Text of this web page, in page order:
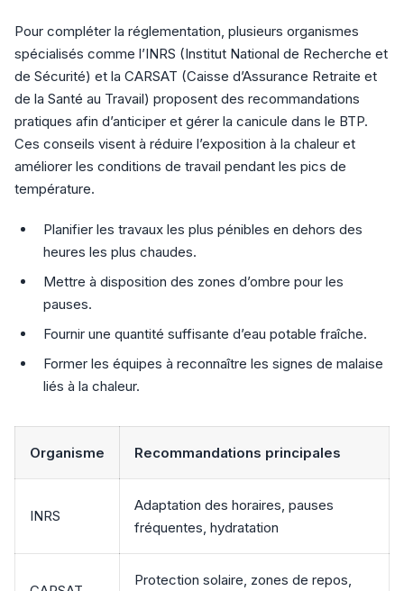
Pour compléter la réglementation, plusieurs organismes
spécialisés comme l’INRS (Institut National de Recherche et
de Sécurité) et la CARSAT (Caisse d’Assurance Retraite et
de la Santé au Travail) proposent des recommandations
pratiques afin d’anticiper et gérer la canicule dans le BTP.
Ces conseils visent à réduire l’exposition à la chaleur et
améliorer les conditions de travail pendant les pics de
température.
Planifier les travaux les plus pénibles en dehors des
heures les plus chaudes.
Mettre à disposition des zones d’ombre pour les
pauses.
Fournir une quantité suffisante d’eau potable fraîche.
Former les équipes à reconnaître les signes de malaise
liés à la chaleur.
Organisme Recommandations principales
INRS
Adaptation des horaires, pauses
fréquentes, hydratation
Protection solaire, zones de repos,